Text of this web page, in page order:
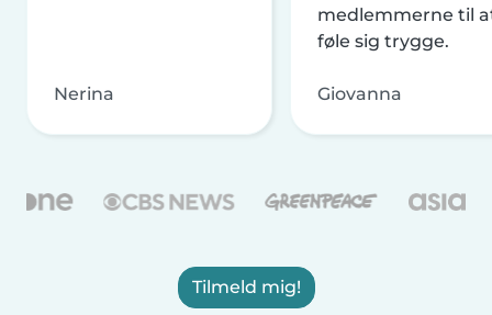
Nerina
medlemmerne til
føle sig trygge.
Giovanna
Tilmeld mig!